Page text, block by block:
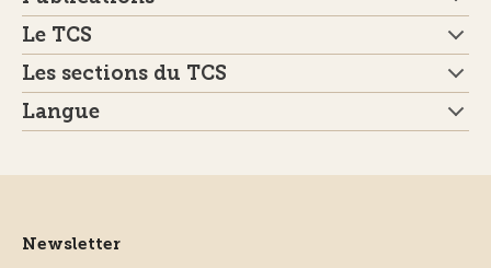
Le TCS
Les sections du TCS
Langue
Newsletter